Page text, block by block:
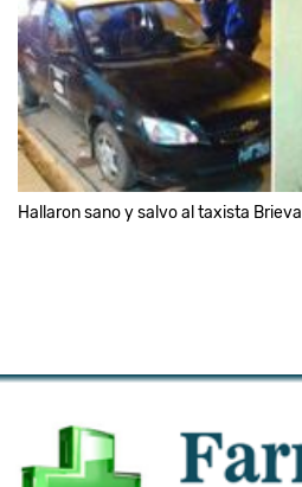
Hallaron sano y salvo al taxista Brieva